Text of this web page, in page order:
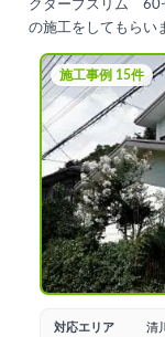
クターブスリム
の施工をしてもら
かで 大分苦戦し
クターブスリムラ
したが210万から価
リフォームします
です価格も初めは
から5月2日だった
れました
施工事例 15件
対応エリア
清